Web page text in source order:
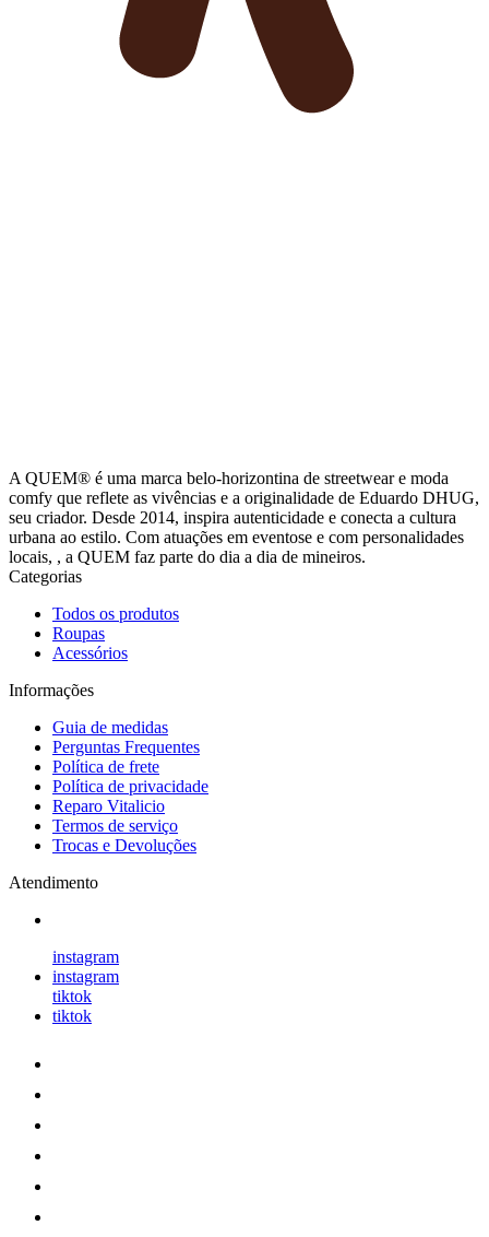
A QUEM® é uma marca belo-horizontina de streetwear e moda
comfy que reflete as vivências e a originalidade de Eduardo DHUG,
seu criador. Desde 2014, inspira autenticidade e conecta a cultura
urbana ao estilo. Com atuações em eventose e com personalidades
locais, , a QUEM faz parte do dia a dia de mineiros.
Categorias
Todos os produtos
Roupas
Acessórios
Informações
Guia de medidas
Perguntas Frequentes
Política de frete
Política de privacidade
Reparo Vitalicio
Termos de serviço
Trocas e Devoluções
Atendimento
instagram
instagram
tiktok
tiktok